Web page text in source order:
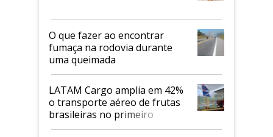
O que fazer ao encontrar
fumaça na rodovia durante
uma queimada
LATAM Cargo amplia em 42%
o transporte aéreo de frutas
brasileiras no primeiro
semestre